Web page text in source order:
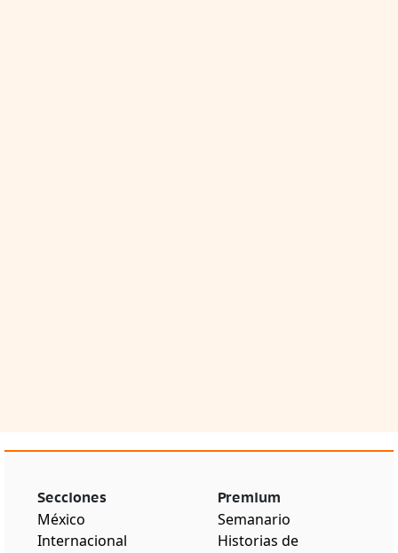
Secciones
México
Internacional
Premium
Semanario
Historias de